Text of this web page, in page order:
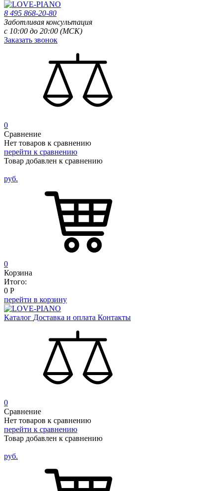
8 495 868-20-80
Заботливая консультация
с 10:00 до 20:00 (МСК)
Заказать звонок
0
Сравнение
Нет товаров к сравнению
перейти к сравнению
Товар добавлен к сравнению
руб.
0
Корзина
Итого:
0 Р
перейти в корзину
Каталог Доставка и оплата Контакты
0
Сравнение
Нет товаров к сравнению
перейти к сравнению
Товар добавлен к сравнению
руб.